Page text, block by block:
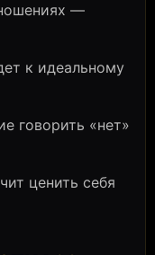
—
к идеальному
говорить «нет»
ценить себя